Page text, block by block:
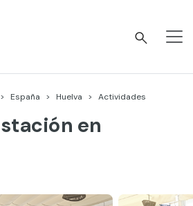
España Huelva Actividades
en